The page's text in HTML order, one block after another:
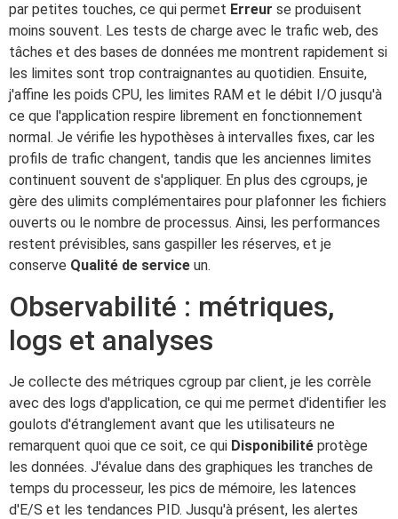
par petites touches, ce qui permet Erreur se produisent
moins souvent. Les tests de charge avec le trafic web, des
tâches et des bases de données me montrent rapidement si
les limites sont trop contraignantes au quotidien. Ensuite,
j'affine les poids CPU, les limites RAM et le débit I/O jusqu'à
ce que l'application respire librement en fonctionnement
normal. Je vérifie les hypothèses à intervalles fixes, car les
profils de trafic changent, tandis que les anciennes limites
continuent souvent de s'appliquer. En plus des cgroups, je
gère des ulimits complémentaires pour plafonner les fichiers
ouverts ou le nombre de processus. Ainsi, les performances
restent prévisibles, sans gaspiller les réserves, et je
conserve Qualité de service un.
Observabilité : métriques,
logs et analyses
Je collecte des métriques cgroup par client, je les corrèle
avec des logs d'application, ce qui me permet d'identifier les
goulots d'étranglement avant que les utilisateurs ne
remarquent quoi que ce soit, ce qui Disponibilité protège
les données. J'évalue dans des graphiques les tranches de
temps du processeur, les pics de mémoire, les latences
d'E/S et les tendances PID. Jusqu'à présent, les alertes